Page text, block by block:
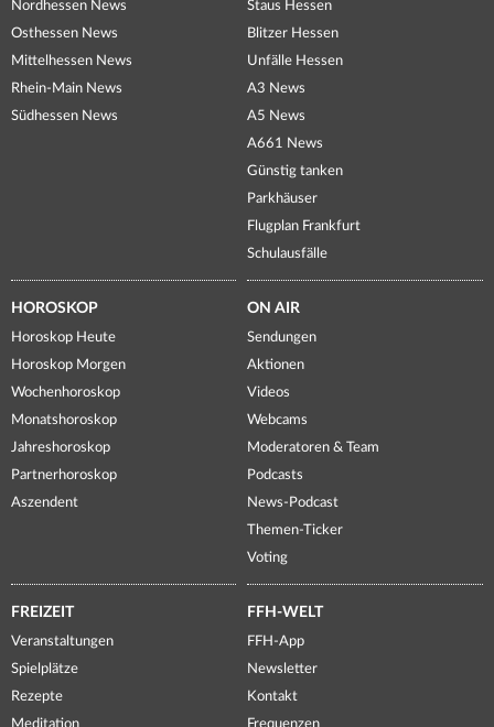
Nordhessen News
Osthessen News
Mittelhessen News
Rhein-Main News
Südhessen News
Staus Hessen
Blitzer Hessen
Unfälle Hessen
A3 News
A5 News
A661 News
Günstig tanken
Parkhäuser
Flugplan Frankfurt
Schulausfälle
HOROSKOP
Horoskop Heute
Horoskop Morgen
Wochenhoroskop
Monatshoroskop
Jahreshoroskop
Partnerhoroskop
Aszendent
ON AIR
Sendungen
Aktionen
Videos
Webcams
Moderatoren & Team
Podcasts
News-Podcast
Themen-Ticker
Voting
FREIZEIT
Veranstaltungen
Spielplätze
Rezepte
Meditation
FFH-WELT
FFH-App
Newsletter
Kontakt
Frequenzen